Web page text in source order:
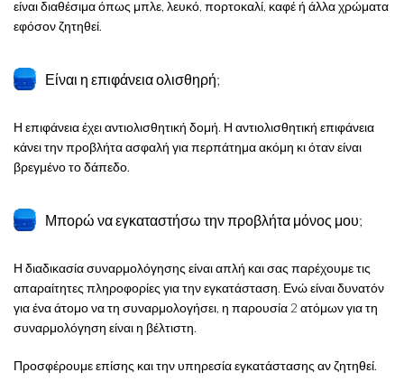
είναι διαθέσιμα όπως μπλε, λευκό, πορτοκαλί, καφέ ή άλλα χρώματα
εφόσον ζητηθεί.
Είναι η επιφάνεια ολισθηρή;
Η επιφάνεια έχει αντιολισθητική δομή. Η αντιολισθητική επιφάνεια
κάνει την προβλήτα ασφαλή για περπάτημα ακόμη κι όταν είναι
βρεγμένο το δάπεδο.
Μπορώ να εγκαταστήσω την προβλήτα μόνος μου;
Η διαδικασία συναρμολόγησης είναι απλή και σας παρέχουμε τις
απαραίτητες πληροφορίες για την εγκατάσταση. Ενώ είναι δυνατόν
για ένα άτομο να τη συναρμολογήσει, η παρουσία 2 ατόμων για τη
συναρμολόγηση είναι η βέλτιστη.
Προσφέρουμε επίσης και την υπηρεσία εγκατάστασης αν ζητηθεί.